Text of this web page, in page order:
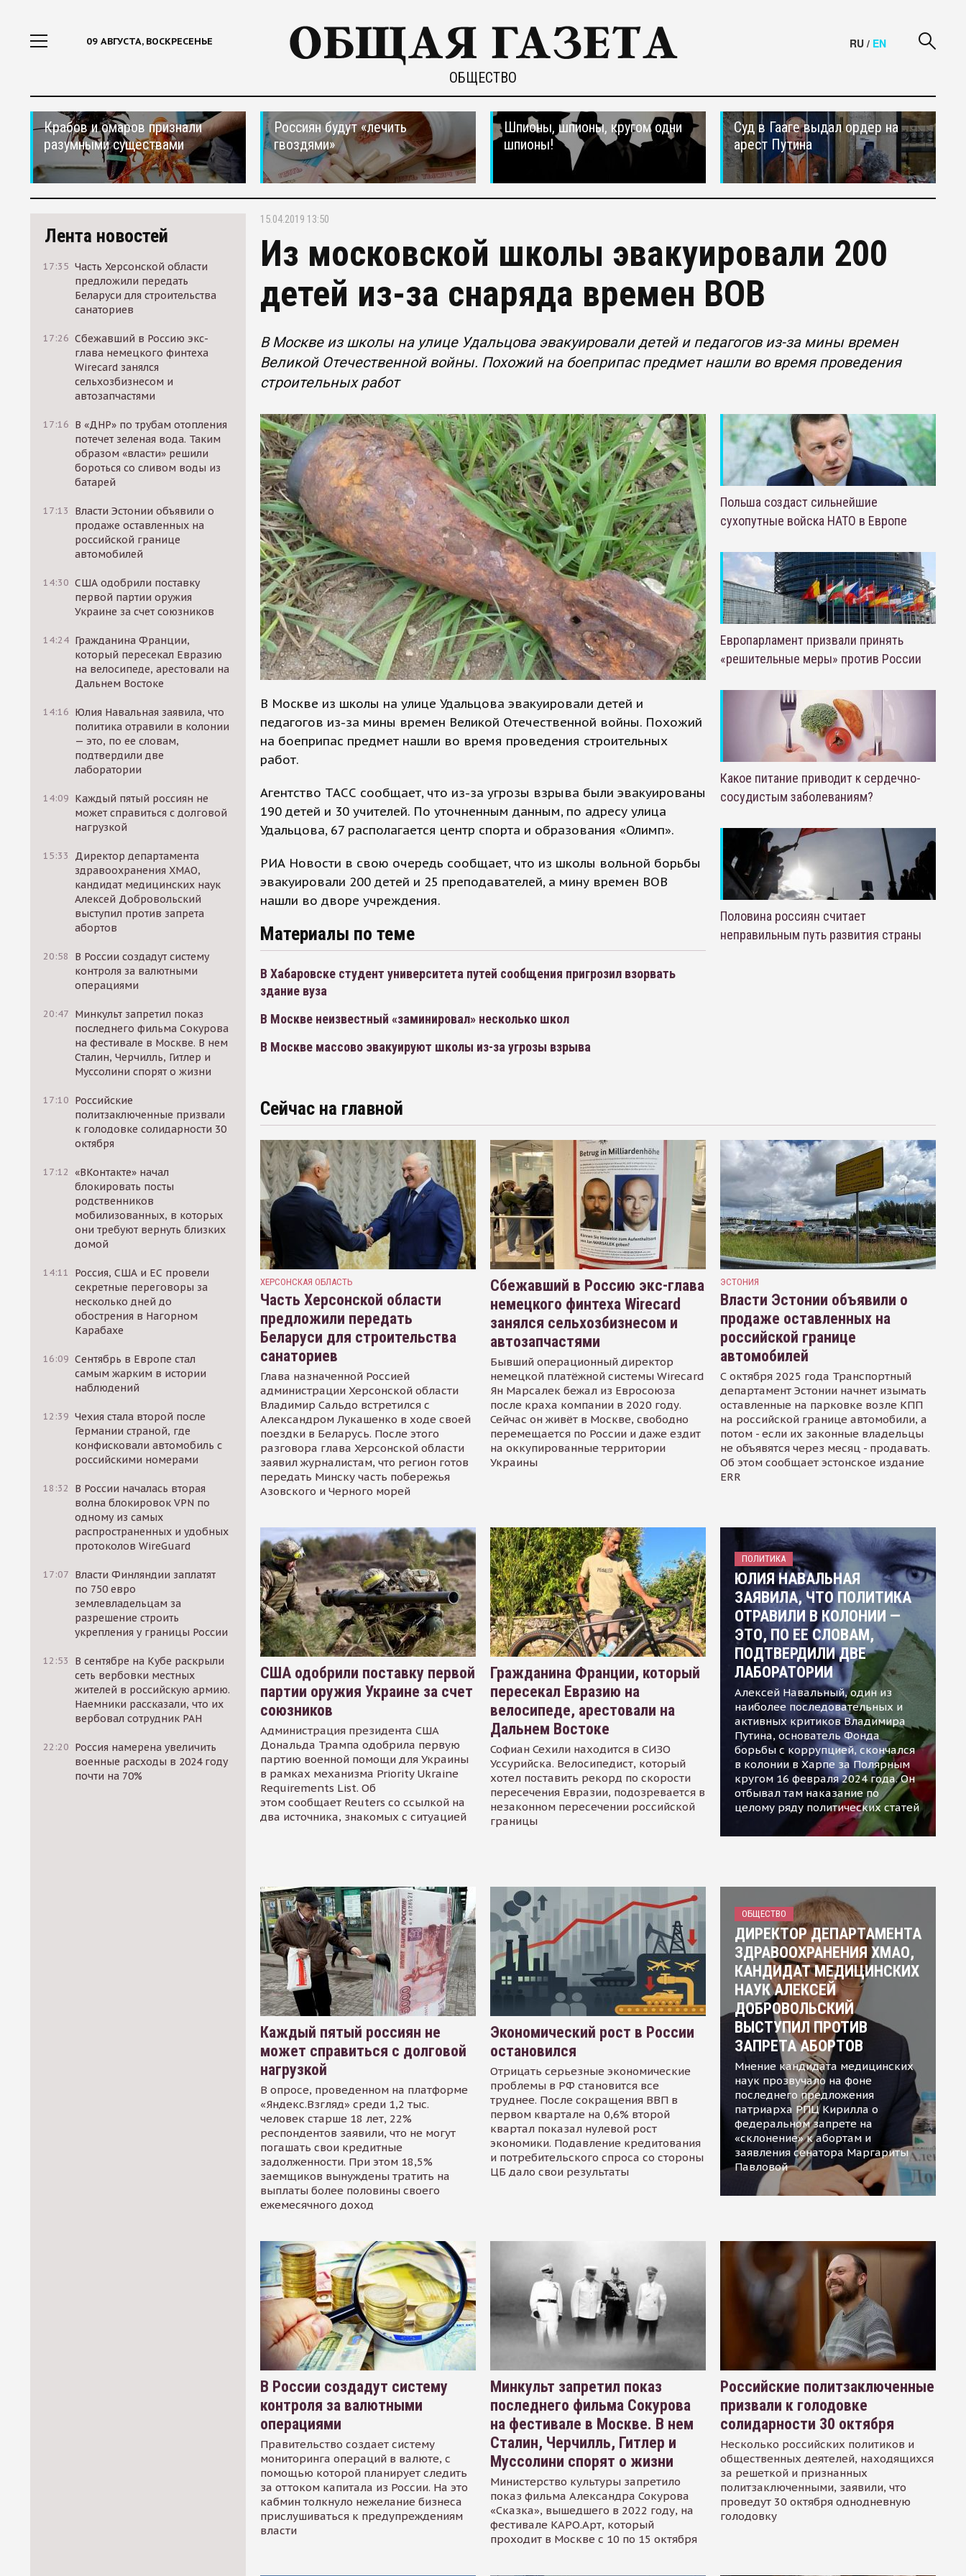
09 АВГУСТА, ВОСКРЕСЕНЬЕ
ОБЩЕСТВО
RU / EN
Крабов и омаров признали
разумными существами
Россиян будут «лечить
гвоздями»
Шпионы, шпионы, кругом одни
шпионы!
Суд в Гааге выдал ордер на
арест Путина
Лента новостей
17:35 Часть Херсонской области
предложили передать
Беларуси для строительства
санаториев
17:26 Сбежавший в Россию экс-
глава немецкого финтеха
Wirecard занялся
сельхозбизнесом и
автозапчастями
17:16 В «ДНР» по трубам отопления
потечет зеленая вода. Таким
образом «власти» решили
бороться со сливом воды из
батарей
17:13
Власти Эстонии объявили о
продаже оставленных на
российской границе
автомобилей
14:30 США одобрили поставку
первой партии оружия
Украине за счет союзников
14:24 Гражданина Франции,
который пересекал Евразию
на велосипеде, арестовали на
Дальнем Востоке
14:16 Юлия Навальная заявила, что
политика отравили в колонии
— это, по ее словам,
подтвердили две
лаборатории
14:09 Каждый пятый россиян не
может справиться с долговой
нагрузкой
15:33
Директор департамента
здравоохранения ХМАО,
кандидат медицинских наук
Алексей Добровольский
выступил против запрета
абортов
20:58
В России создадут систему
контроля за валютными
операциями
20:47 Минкульт запретил показ
последнего фильма Сокурова
на фестивале в Москве. В нем
Сталин, Черчилль, Гитлер и
Муссолини спорят о жизни
17:10 Российские
политзаключенные призвали
к голодовке солидарности 30
октября
17:12 «ВКонтакте» начал
блокировать посты
родственников
мобилизованных, в которых
они требуют вернуть близких
домой
14:11
Россия, США и ЕС провели
секретные переговоры за
несколько дней до
обострения в Нагорном
Карабахе
16:09 Сентябрь в Европе стал
самым жарким в истории
наблюдений
12:39 Чехия стала второй после
Германии страной, где
конфисковали автомобиль с
российскими номерами
18:32
В России началась вторая
волна блокировок VPN по
одному из самых
распространенных и удобных
протоколов WireGuard
17:07 Власти Финляндии заплатят
по 750 евро
землевладельцам за
разрешение строить
укрепления у границы России
12:53
В сентябре на Кубе раскрыли
сеть вербовки местных
жителей в российскую армию.
Наемники рассказали, что их
вербовал сотрудник РАН
22:20 Россия намерена увеличить
военные расходы в 2024 году
почти на 70%
15.04.2019 13:50
Из московской школы эвакуировали 200
детей из-за снаряда времен ВОВ
В Москве из школы на улице Удальцова эвакуировали детей и педагогов из-за мины времен
Великой Отечественной войны. Похожий на боеприпас предмет нашли во время проведения
строительных работ
В Москве из школы на улице Удальцова эвакуировали детей и
педагогов из-за мины времен Великой Отечественной войны. Похожий
на боеприпас предмет нашли во время проведения строительных
работ.
Агентство ТАСС сообщает, что из-за угрозы взрыва были эвакуированы
190 детей и 30 учителей. По уточненным данным, по адресу улица
Удальцова, 67 располагается центр спорта и образования «Олимп».
РИА Новости в свою очередь сообщает, что из школы вольной борьбы
эвакуировали 200 детей и 25 преподавателей, а мину времен ВОВ
нашли во дворе учреждения.
Материалы по теме
В Хабаровске студент университета путей сообщения пригрозил взорвать
здание вуза
В Москве неизвестный «заминировал» несколько школ
В Москве массово эвакуируют школы из-за угрозы взрыва
Польша создаст сильнейшие
сухопутные войска НАТО в Европе
Европарламент призвали принять
«решительные меры» против России
Какое питание приводит к сердечно-
сосудистым заболеваниям?
Половина россиян считает
неправильным путь развития страны
Сейчас на главной
ХЕРСОНСКАЯ ОБЛАСТЬ
Часть Херсонской области
предложили передать
Беларуси для строительства
санаториев
Глава назначенной Россией
администрации Херсонской области
Владимир Сальдо встретился с
Александром Лукашенко в ходе своей
поездки в Беларусь. После этого
разговора глава Херсонской области
заявил журналистам, что регион готов
передать Минску часть побережья
Азовского и Черного морей
Сбежавший в Россию экс-глава
немецкого финтеха Wirecard
занялся сельхозбизнесом и
автозапчастями
Бывший операционный директор
немецкой платёжной системы Wirecard
Ян Марсалек бежал из Евросоюза
после краха компании в 2020 году.
Сейчас он живёт в Москве, свободно
перемещается по России и даже ездит
на оккупированные территории
Украины
ЭСТОНИЯ
Власти Эстонии объявили о
продаже оставленных на
российской границе
автомобилей
С октября 2025 года Транспортный
департамент Эстонии начнет изымать
оставленные на парковке возле КПП
на российской границе автомобили, а
потом - если их законные владельцы
не объявятся через месяц - продавать.
Об этом сообщает эстонское издание
ERR
США одобрили поставку первой
партии оружия Украине за счет
союзников
Администрация президента США
Дональда Трампа одобрила первую
партию военной помощи для Украины
в рамках механизма Priority Ukraine
Requirements List. Об
этом сообщает Reuters со ссылкой на
два источника, знакомых с ситуацией
Гражданина Франции, который
пересекал Евразию на
велосипеде, арестовали на
Дальнем Востоке
Софиан Сехили находится в СИЗО
Уссурийска. Велосипедист, который
хотел поставить рекорд по скорости
пересечения Евразии, подозревается в
незаконном пересечении российской
границы
ПОЛИТИКА
ЮЛИЯ НАВАЛЬНАЯ
ЗАЯВИЛА, ЧТО ПОЛИТИКА
ОТРАВИЛИ В КОЛОНИИ —
ЭТО, ПО ЕЕ СЛОВАМ,
ПОДТВЕРДИЛИ ДВЕ
ЛАБОРАТОРИИ
Алексей Навальный, один из
наиболее последовательных и
активных критиков Владимира
Путина, основатель Фонда
борьбы с коррупцией, скончался
в колонии в Харпе за Полярным
кругом 16 февраля 2024 года. Он
отбывал там наказание по
целому ряду политических статей
Каждый пятый россиян не
может справиться с долговой
нагрузкой
В опросе, проведенном на платформе
«Яндекс.Взгляд» среди 1,2 тыс.
человек старше 18 лет, 22%
респондентов заявили, что не могут
погашать свои кредитные
задолженности. При этом 18,5%
заемщиков вынуждены тратить на
выплаты более половины своего
ежемесячного доход
Экономический рост в России
остановился
Отрицать серьезные экономические
проблемы в РФ становится все
труднее. После сокращения ВВП в
первом квартале на 0,6% второй
квартал показал нулевой рост
экономики. Подавление кредитования
и потребительского спроса со стороны
ЦБ дало свои результаты
ОБЩЕСТВО
ДИРЕКТОР ДЕПАРТАМЕНТА
ЗДРАВООХРАНЕНИЯ ХМАО,
КАНДИДАТ МЕДИЦИНСКИХ
НАУК АЛЕКСЕЙ
ДОБРОВОЛЬСКИЙ
ВЫСТУПИЛ ПРОТИВ
ЗАПРЕТА АБОРТОВ
Мнение кандидата медицинских
наук прозвучало на фоне
последнего предложения
патриарха РПЦ Кирилла о
федеральном запрете на
«склонение» к абортам и
заявления сенатора Маргариты
Павловой
В России создадут систему
контроля за валютными
операциями
Правительство создает систему
мониторинга операций в валюте, с
помощью которой планирует следить
за оттоком капитала из России. На это
кабмин толкнуло нежелание бизнеса
прислушиваться к предупреждениям
власти
Минкульт запретил показ
последнего фильма Сокурова
на фестивале в Москве. В нем
Сталин, Черчилль, Гитлер и
Муссолини спорят о жизни
Министерство культуры запретило
показ фильма Александра Сокурова
«Сказка», вышедшего в 2022 году, на
фестивале КАРО.Арт, который
проходит в Москве с 10 по 15 октября
Российские политзаключенные
призвали к голодовке
солидарности 30 октября
Несколько российских политиков и
общественных деятелей, находящихся
за решеткой и признанных
политзаключенными, заявили, что
проведут 30 октября однодневную
голодовку